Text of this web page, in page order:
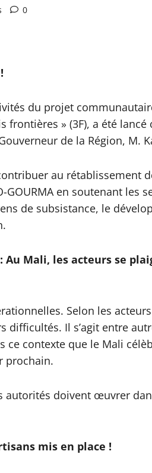
0
du projet
» (3F), a été lancé
de la Région, M.
au rétablissement
GOURMA en soutenant les
de subsistance, le
Mali, les acteurs se
Selon les
difficultés. Il s’agit entre
ce contexte que le Mali
prochain.
autorités doivent œuvrer
mis en place !